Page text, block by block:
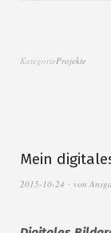
KategorieProjekte
Mein
2015-10-24 von